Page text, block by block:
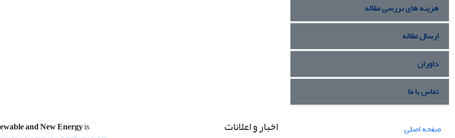
هزینه های بررسی مقاله
ارسال مقاله
داوران
تماس با ما
صفحه اصلی
اخبار و اعلانات and New Energyis